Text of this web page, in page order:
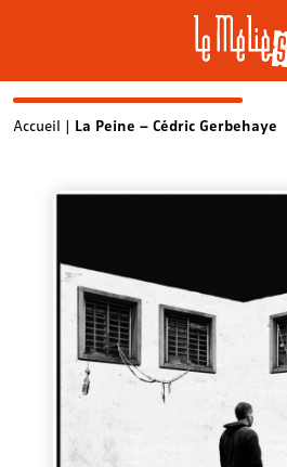
SkipAccueil | La Peine – Cédric Gerbehaye